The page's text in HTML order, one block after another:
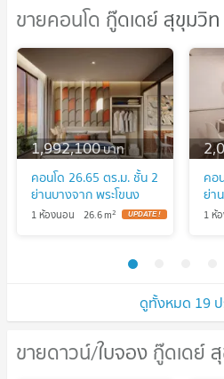
ขายคอนโด กู๊ดเดย์ สุขุมวิ
ดูทั้งหมด 19 ป
ขายคอนโด กู๊ดเดย์ สุขุมวิท
1,992,100บาท
คอนโด 26.65 ตร.ม. ชั้น 2
ย่านบางจาก พระโขนง
ใกล้รถไฟฟ้า
1 ห้องนอน 26.6m2
คอ
ย่า
ทำ
1 ห้
ขายดาวน์/ใบจอง กู๊ดเดย์
ขายดาวน์/ใบจอง กู๊ดเดย์